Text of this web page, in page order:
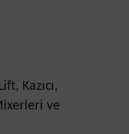
Kazıcı,
ve